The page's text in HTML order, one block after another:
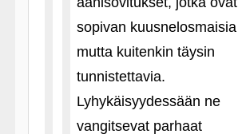
sopivan kuusnelosmaisia
mutta kuitenkin täysin
tunnistettavia.
Lyhykäisyydessään ne
vangitsevat parhaat